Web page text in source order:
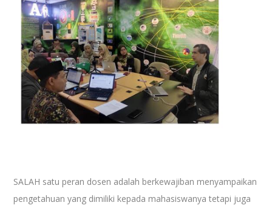
SALAH satu peran dosen adalah berkewajiban menyampaikan
pengetahuan yang dimiliki kepada mahasiswanya tetapi juga